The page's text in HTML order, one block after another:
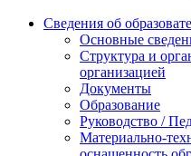
Сведения об
Основные
Структура и
организацией
Документы
Образование
Руководство /
Материально-